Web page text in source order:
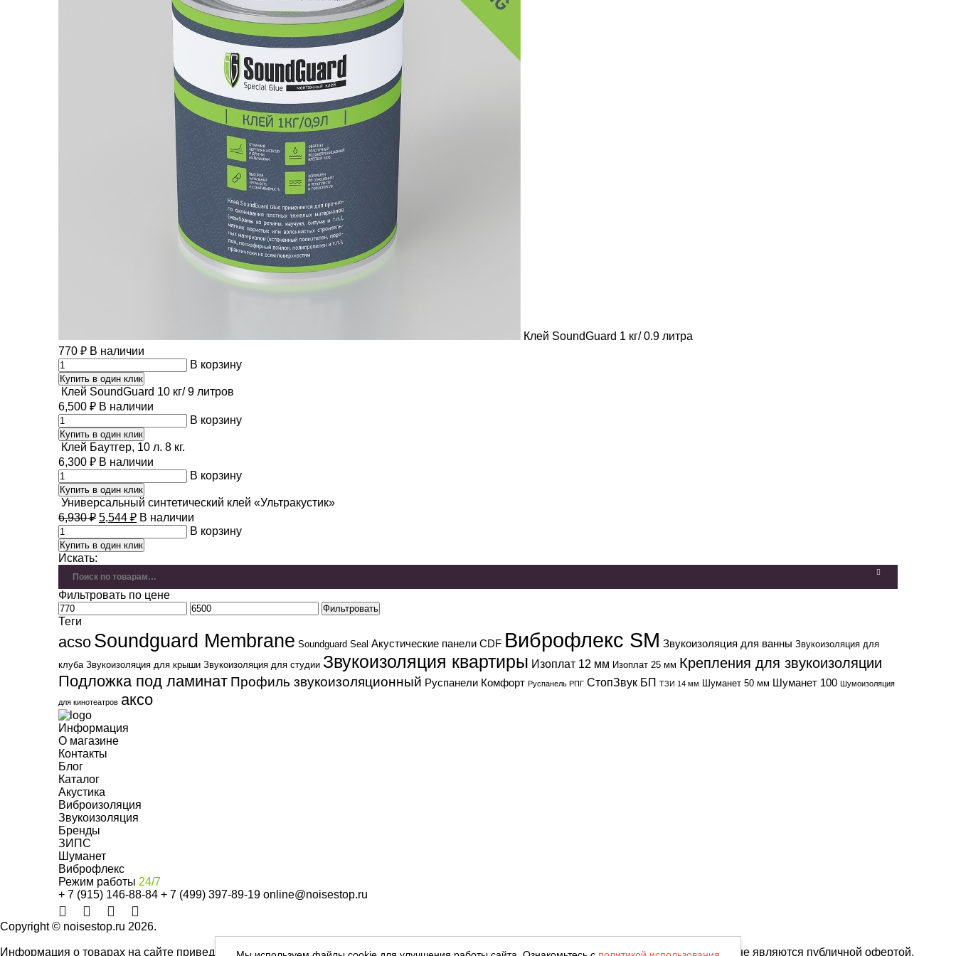
Клей SoundGuard 1 кг/ 0.9 литра
770 ₽ В наличии
В корзину
Купить в один клик
Клей SoundGuard 10 кг/ 9 литров
6,500 ₽ В наличии
В корзину
Купить в один клик
Клей Баутгер, 10 л. 8 кг.
6,300 ₽ В наличии
В корзину
Купить в один клик
Универсальный синтетический клей «Ультракустик»
6,930₽ 5,544 ₽ В наличии
В корзину
Купить в один клик
Искать:
Фильтровать по цене
Фильтровать
Теги
acso Soundguard Membrane Soundguard Seal Акустические панели CDF Виброфлекс SM Звукоизоляция для ванны Звукоизоляция для
клуба Звукоизоляция для крыши Звукоизоляция для студии Звукоизоляция квартиры Изоплат 12 мм Изоплат 25 мм Крепления для звукоизоляции
Подложка под ламинат Профиль звукоизоляционный Руспанели Комфорт Руспанель РПГ СтопЗвук БП ТЗИ 14 мм Шуманет 50 мм Шуманет 100 Шумоизоляция
для кинотеатров аксо
Информация
О магазине
Контакты
Блог
Каталог
Акустика
Виброизоляция
Звукоизоляция
Бренды
ЗИПС
Шуманет
Виброфлекс
Режим работы 24/7
+ 7 (915) 146-88-84 + 7 (499) 397-89-19 online@noisestop.ru
Copyright © noisestop.ru 2026.
Информация о товарах на сайте приведена в целях ознакомленияя. Фотографии, цвета могут отличаться от фактических характеристик и не являются публичной офертой.